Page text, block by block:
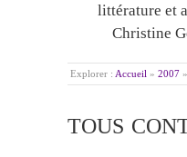
littérature et
Christine
Explorer : Accueil » 2007 »
TOUS